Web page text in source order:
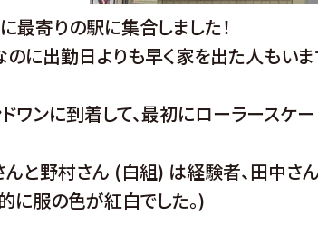
最寄りの駅に集合しました！
に出勤日よりも早く家を出た人もいま
ワンに到着して、最初にローラースケー
んと野村さん (白組) は経験者、田中さ
に服の色が紅白でした。)